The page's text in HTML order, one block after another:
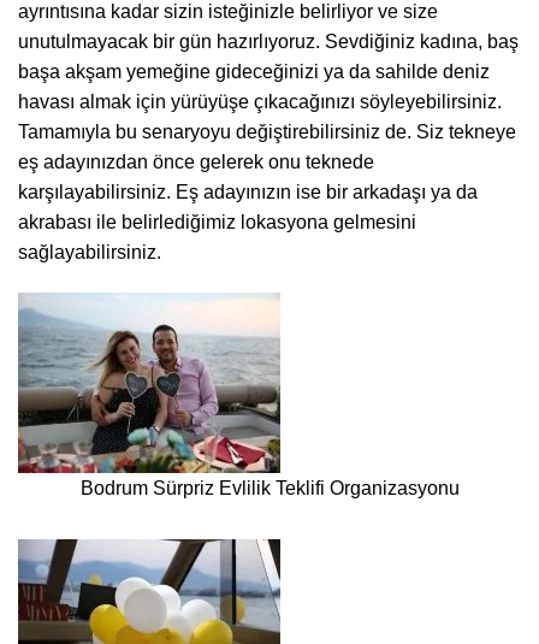
ayrıntısına kadar sizin isteğinizle belirliyor ve size
unutulmayacak bir gün hazırlıyoruz. Sevdiğiniz kadına, baş
başa akşam yemeğine gideceğinizi ya da sahilde deniz
havası almak için yürüyüşe çıkacağınızı söyleyebilirsiniz.
Tamamıyla bu senaryoyu değiştirebilirsiniz de. Siz tekneye
eş adayınızdan önce gelerek onu teknede
karşılayabilirsiniz. Eş adayınızın ise bir arkadaşı ya da
akrabası ile belirlediğimiz lokasyona gelmesini
sağlayabilirsiniz.
Bodrum Sürpriz Evlilik Teklifi Organizasyonu